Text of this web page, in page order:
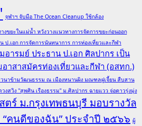
จุฬาฯ จับมือ The Ocean Cleanup ใช้กล้อง
ขยะในแม่น้ำ หวังวางแนวทางการจัดการขยะก่อนออก
ป.เอก การจัดการนันทนาการ การท่องเที่ยวและกีฬา
อารมย์ ประธาน ป.เอก ศิลปากร เป็น
าสาสมัครท่องเที่ยวและกีฬา (อสทก.)
วนาข้ามวัฒนธรรม ณ เมืองหนานผิง มณฑลฝูเจี้ยน สืบสาน
งสวิง "สุพศิน เรืองธรรม" ม.ศิลปากร ฉายแวว จ่อดาวรุ่งมุ่ง
ตร์ ม.กรุงเทพธนบุรี มอบรางวัล
“คนดีของฉัน” ประจำปี ๒๕๖๖ ผู้